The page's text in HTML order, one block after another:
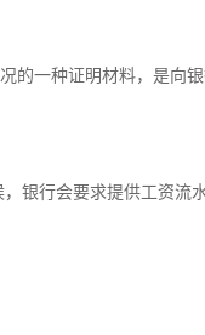
一种证明材料，是向银
银行会要求提供工资流